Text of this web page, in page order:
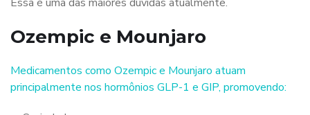
Ozempic e Mounjaro
Medicamentos como Ozempic e Mounjaro atuam
principalmente nos hormônios GLP-1 e GIP, promovendo: